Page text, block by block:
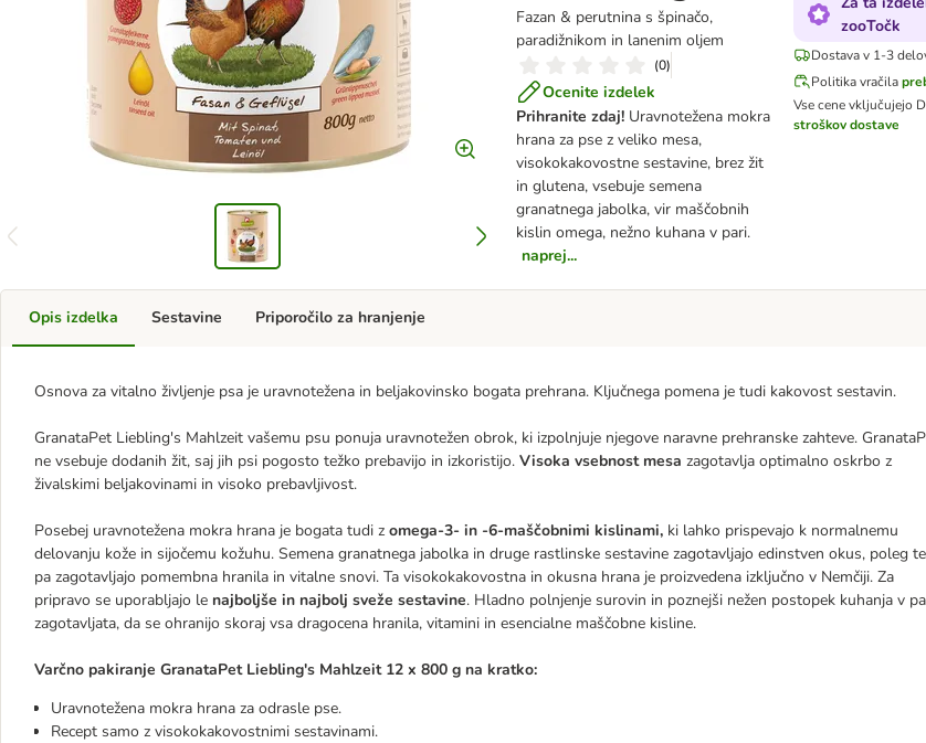
Fazan & perutnina s špinačo,
paradižnikom in lanenim oljem
(0)
Ocenite izdelek
Prihranite zdaj! Uravnotežena mokra
hrana za pse z veliko mesa,
visokokakovostne sestavine, brez žit
in glutena, vsebuje semena
granatnega jabolka, vir maščobnih
kislin omega, nežno kuhana v pari.
naprej...
zooTočk
Dostava v 1-3
Politika vračila
Vse cene vključujejo
stroškov dostave
Opis izdelka
Osnova za vitalno življenje psa je uravnotežena in beljakovinsko bogata prehrana. Ključnega pomena je tudi kakovost sestavin.
GranataPet Liebling's Mahlzeit vašemu psu ponuja uravnotežen obrok, ki izpolnjuje njegove naravne prehranske zahteve.
ne vsebuje dodanih žit, saj jih psi pogosto težko prebavijo in izkoristijo. Visoka vsebnost mesa zagotavlja optimalno oskrbo z
živalskimi beljakovinami in visoko prebavljivost.
Posebej uravnotežena mokra hrana je bogata tudi z omega-3- in -6-maščobnimi kislinami, ki lahko prispevajo k normalnemu
delovanju kože in sijočemu kožuhu. Semena granatnega jabolka in druge rastlinske sestavine zagotavljajo edinstven okus, poleg
pa zagotavljajo pomembna hranila in vitalne snovi. Ta visokokakovostna in okusna hrana je proizvedena izključno v Nemčiji. Za
pripravo se uporabljajo le najboljše in najbolj sveže sestavine. Hladno polnjenje surovin in poznejši nežen postopek kuhanja v
zagotavljata, da se ohranijo skoraj vsa dragocena hranila, vitamini in esencialne maščobne kisline.
Varčno pakiranje GranataPet Liebling's Mahlzeit 12 x 800 g na kratko:
Uravnotežena mokra hrana za odrasle pse.
Recept samo z visokokakovostnimi sestavinami.
Sestavine Priporočilo za hranjenje